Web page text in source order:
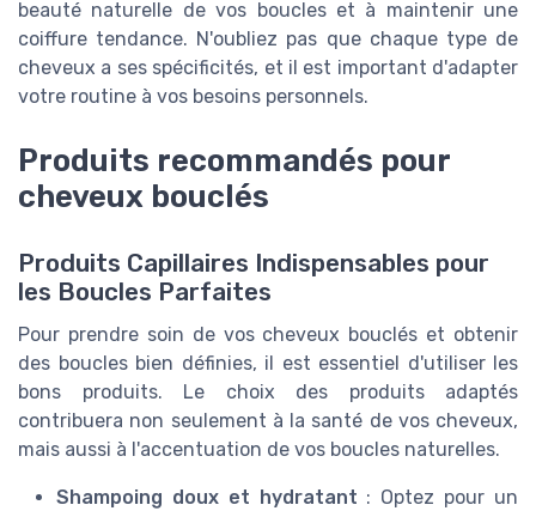
beauté naturelle de vos boucles et à maintenir une
coiffure tendance. N'oubliez pas que chaque type de
cheveux a ses spécificités, et il est important d'adapter
votre routine à vos besoins personnels.
Produits recommandés pour
cheveux bouclés
Produits Capillaires Indispensables pour
les Boucles Parfaites
Pour prendre soin de vos cheveux bouclés et obtenir
des boucles bien définies, il est essentiel d'utiliser les
bons produits. Le choix des produits adaptés
contribuera non seulement à la santé de vos cheveux,
mais aussi à l'accentuation de vos boucles naturelles.
Shampoing doux et hydratant : Optez pour un